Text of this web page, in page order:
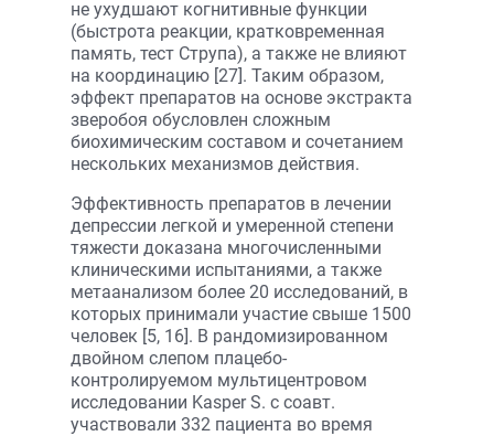
не ухудшают когнитивные функции
(быстрота реакции, кратковременная
память, тест Струпа), а также не влияют
на координацию [27]. Таким образом,
эффект препаратов на основе экстракта
зверобоя обусловлен сложным
биохимическим составом и сочетанием
нескольких механизмов действия.
Эффективность препаратов в лечении
депрессии легкой и умеренной степени
тяжести доказана многочисленными
клиническими испытаниями, а также
метаанализом более 20 исследований, в
которых принимали участие свыше 1500
человек [5, 16]. В рандомизированном
двойном слепом плацебо-
контролируемом мультицентровом
исследовании Kasper S. с соавт.
участвовали 332 пациента во время